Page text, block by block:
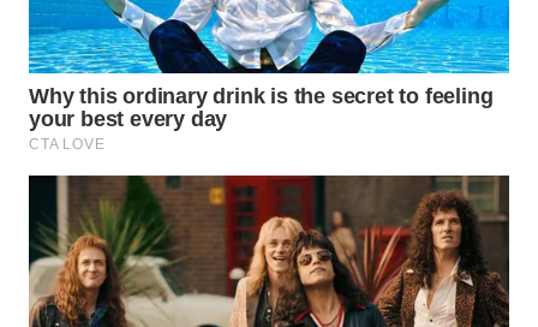
WAHANA
NEWS
WAHANA
TANI
WAHANA
ADVOKAT
WAHANA
INFRASTRUKTUR